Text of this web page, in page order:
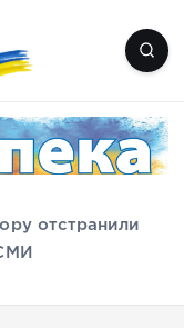
Мелітополь
отстранили